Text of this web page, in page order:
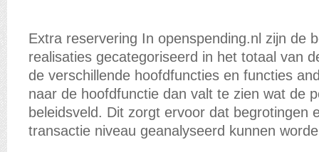
Extra reservering In openspending.nl zijn de
realisaties gecategoriseerd in het totaal van
de verschillende hoofdfuncties en functies
naar de hoofdfunctie dan valt te zien wat de
beleidsveld. Dit zorgt ervoor dat begrotingen
transactie niveau geanalyseerd kunnen